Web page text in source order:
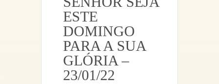
ESTE
DOMINGO
PARA A SUA
GLÓRIA –
23/01/22